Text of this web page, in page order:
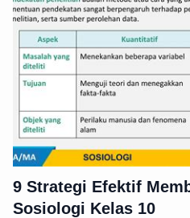
9 Strategi Efektif
Sosiologi Kelas 10